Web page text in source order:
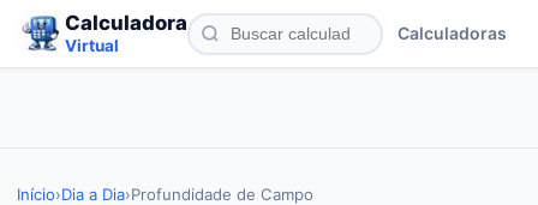
Calculadora
Virtual
Calculadoras
Início›Dia a Dia›Profundidade de Campo